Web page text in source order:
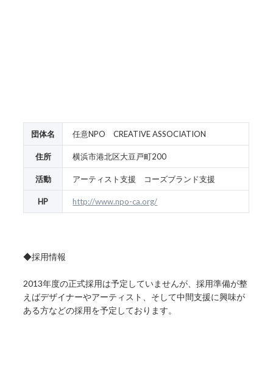
団体名 任意NPO CREATIVE ASSOCIATION
住所 横浜市港北区大豆戸町200
活動 アーティスト支援 コーズブランド支援
HP http://www.npo-ca.org/
◆採用情報
2013年度の正式採用は予定していませんが、採用準備が整
えばデザイナーやアーティスト、そして中間支援に興味が
ある方などの採用を予定しております。